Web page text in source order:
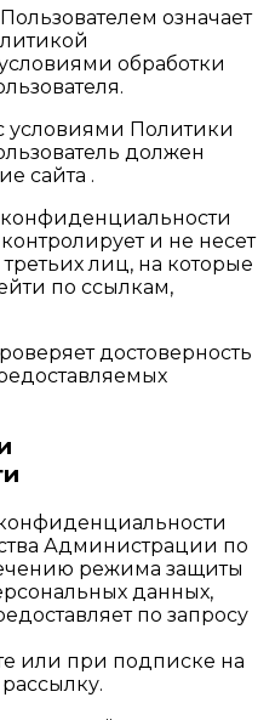
означает
обработки
условиями Политики
должен
сайта .
и не несет
третьих лиц, на которые
по ссылкам,
достоверность
Администрации по
режима защиты
данных,
по запросу
или при подписке на